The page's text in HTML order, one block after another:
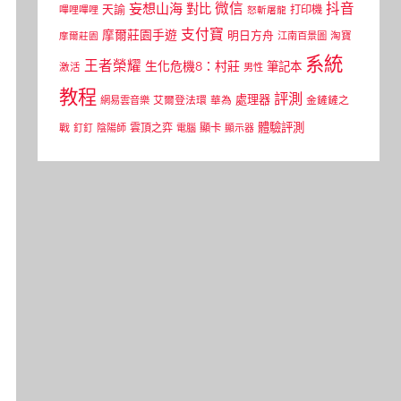
嗶哩嗶哩 天諭 妄想山海 對比 微信 怒斬屠龍 打印機 抖音
摩爾莊園 摩爾莊園手遊 支付寶 明日方舟 江南百景圖 淘寶
激活 王者榮耀 生化危機8：村莊 男性 筆記本 系統
教程 網易雲音樂 艾爾登法環 華為 處理器 評測 金鏟鏟之
戰 釘釘 陰陽師 雲頂之弈 電腦 顯卡 顯示器 體驗評測